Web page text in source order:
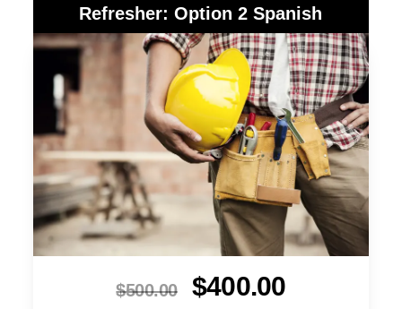
Refresher: Option 2 Spanish
$500.00 $400.00